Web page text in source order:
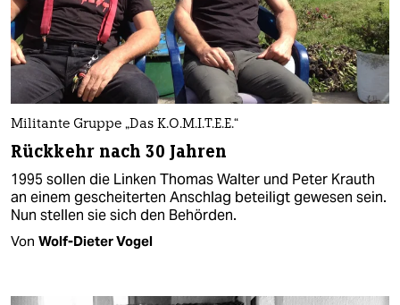
Militante Gruppe „Das K.O.M.I.T.E.E.“
Rückkehr nach 30 Jahren
1995 sollen die Linken Thomas Walter und Peter Krauth
an einem gescheiterten Anschlag beteiligt gewesen sein.
Nun stellen sie sich den Behörden.
Von Wolf-Dieter Vogel